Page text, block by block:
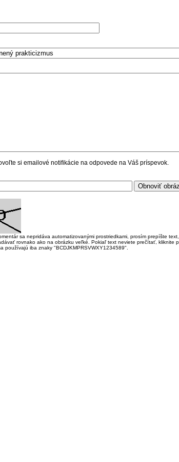
si emailové notifikácie na odpovede na Váš príspevok.
sa nepridáva automatizovanými prostriedkami, prosím prepíšte
rovnako ako na obrázku veľké. Pokiaľ text neviete prečítať, kliknite
používajú iba znaky "BCDJKMPRSVWXY1234589".